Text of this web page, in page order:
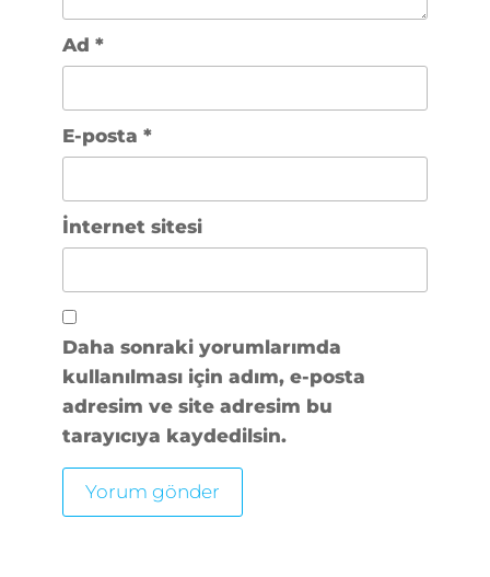
Ad *
E-posta *
İnternet sitesi
Daha sonraki yorumlarımda
kullanılması için adım, e-posta
adresim ve site adresim bu
tarayıcıya kaydedilsin.